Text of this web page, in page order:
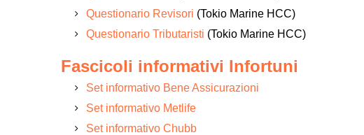
Questionario Revisori (Tokio Marine HCC)
Questionario Tributaristi (Tokio Marine HCC)
Fascicoli informativi Infortuni
Set informativo Bene Assicurazioni
Set informativo Metlife
Set informativo Chubb